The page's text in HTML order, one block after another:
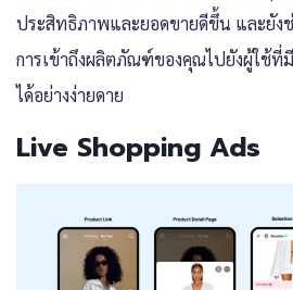
ประสิทธิภาพและยอดขายดีขึ้น และยัง
การเข้าถึงผลิตภัณฑ์ของคุณไปยังผู้ใช้ที่
ได้อย่างง่ายดาย
Live Shopping Ads